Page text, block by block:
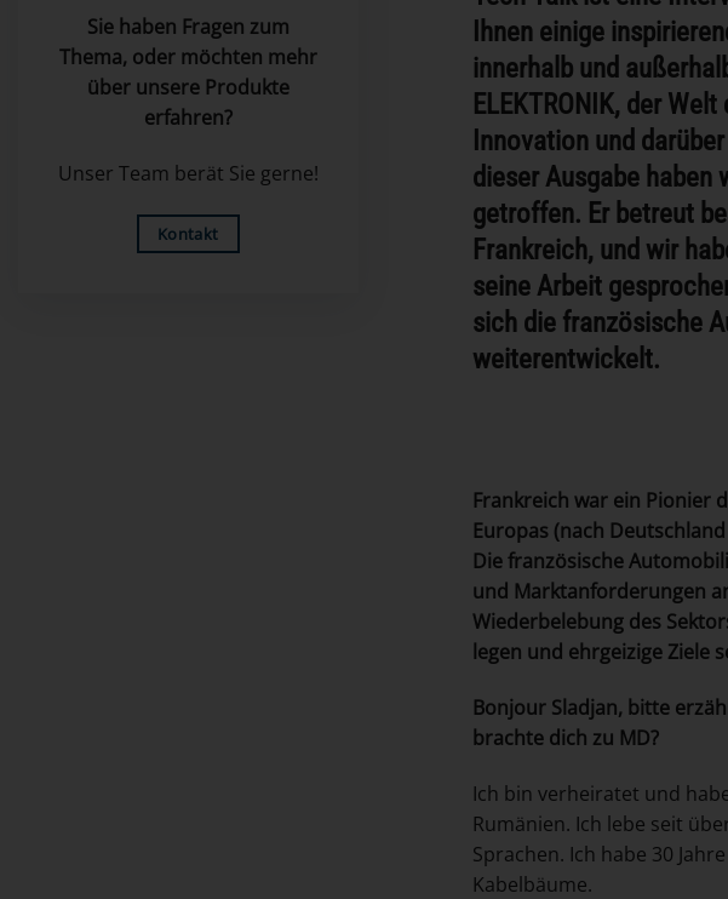
Sie haben Fragen zum
Thema, oder möchten mehr
über unsere Produkte
erfahren?
Unser Team berät Sie gerne!
Kontakt
Ihnen einige
innerhalb und
ELEKTRONIK, der
Innovation und
dieser Ausgabe haben
getroffen. Er betreut
Frankreich, und wir
seine Arbeit
sich die französische
weiterentwickelt.
Frankreich war ein Pionier
Europas (nach
Die französische
und Marktanforderungen
Wiederbelebung des
legen und ehrgeizige Ziele
Bonjour Sladjan, bitte
brachte dich zu MD?
Ich bin verheiratet und
Rumänien. Ich lebe seit
Sprachen. Ich habe 30
Kabelbäume.